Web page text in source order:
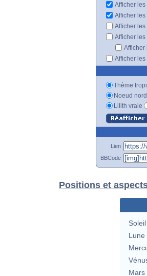
Afficher
Afficher
Afficher
Afficher
Afficher
Afficher
Thème
Noeud
Lilith vraie
Lien
BBCode
Positions et
Soleil
Lune
Mars